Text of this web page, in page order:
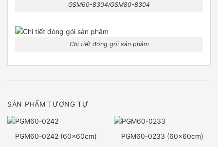
GSM60-8304/GSM80-8304
Chi tiết đóng gói sản phâm
SẢN PHẨM TƯƠNG TỰ
PGM60-0242 (60x60cm) PGM60-0233 (60x60cm)